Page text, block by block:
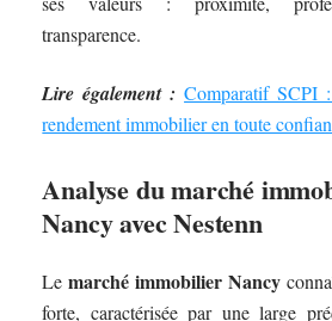
transparence.
Lire également : Comparatif SCPI
rendement immobilier en toute
Analyse du marché
Nancy avec Nestenn
Lemarché immobilier Nancy
forte, caractérisée par une large